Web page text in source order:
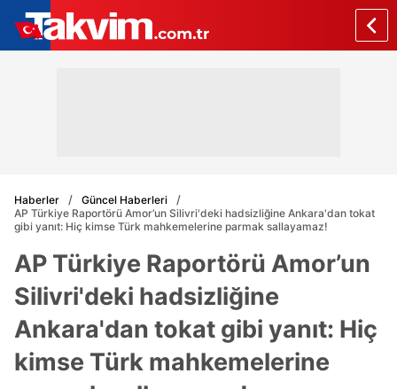
Haberler
Güncel Haberleri
AP Türkiye Raportörü Amor’un Silivri'deki hadsizliğine Ankara'dan tokat
gibi yanıt: Hiç kimse Türk mahkemelerine parmak sallayamaz!
AP Türkiye Raportörü Amor’un
Silivri'deki hadsizliğine
Ankara'dan tokat gibi yanıt: Hiç
kimse Türk mahkemelerine